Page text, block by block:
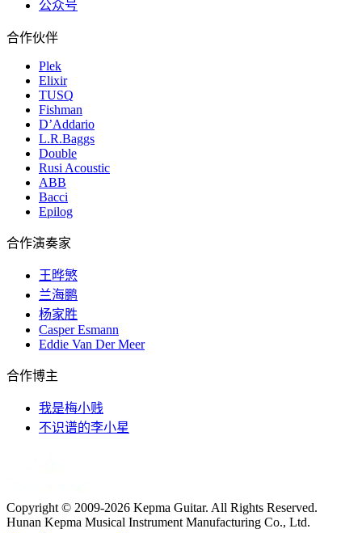
公众号
合作伙伴
Plek
Elixir
TUSQ
Fishman
D’Addario
L.R.Baggs
Double
Rusi Acoustic
ABB
Bacci
Epilog
合作演奏家
王晔慜
兰海鹏
杨家胜
Casper Esmann
Eddie Van Der Meer
合作博主
我是梅小贱
不识谱的李小星
Copyright © 2009-2026 Kepma Guitar. All Rights Reserved.
Hunan Kepma Musical Instrument Manufacturing Co., Ltd.